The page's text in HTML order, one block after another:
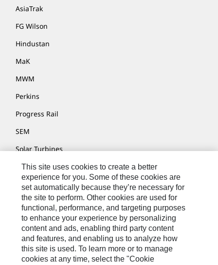
AsiaTrak
FG Wilson
Hindustan
MaK
MWM
Perkins
Progress Rail
SEM
Solar Turbines
SPM Oil & Gas
Turner Powertrain Systems
Kontakt/Imprint
Sitemap
Cookie Settings
This site uses cookies to create a better
experience for you. Some of these cookies are
set automatically because they’re necessary for
the site to perform. Other cookies are used for
functional, performance, and targeting purposes
to enhance your experience by personalizing
content and ads, enabling third party content
and features, and enabling us to analyze how
this site is used. To learn more or to manage
cookies at any time, select the "Cookie